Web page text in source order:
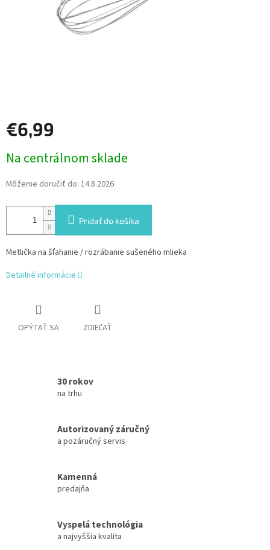
€6,99
cena:
Na centrálnom sklade
Môžeme doručiť do: 14.8.2026
Pridať do košíka
Metlička na šľahanie / rozrábanie sušeného mlieka
Detailné informácie
OPÝTAŤ SA ZDIEĽAŤ
30 rokov
na trhu
Autorizovaný záručný
a pozáručný servis
Kamenná
predajňa
Vyspelá technológia
a najvyššia kvalita